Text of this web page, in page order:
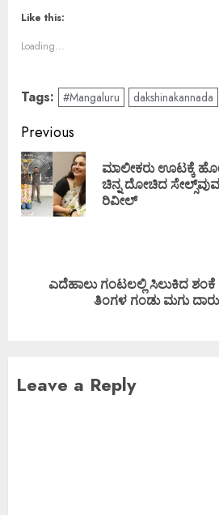
Like this:
Loading...
Tags: #Mangaluru dakshinakannada
Previous
ಮಾಲೀಕರು ಊಟಕ್ಕೆ
ಚಿನ್ನ ದೋಚಿದ
ರಿವೀಲ್
ಎದೆಹಾಲು ಗಂಟಲಲ್ಲಿ ಸಿಲುಕಿದ
ತಿಂಗಳ ಗಂಡು ಮಗು
Leave a Reply